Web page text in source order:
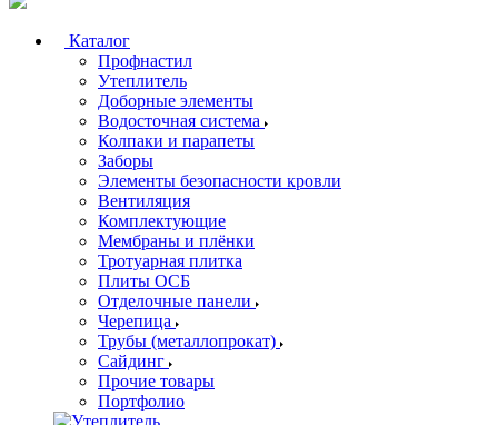
Каталог
Профнастил
Утеплитель
Доборные элементы
Водосточная система
Колпаки и парапеты
Заборы
Элементы безопасности кровли
Вентиляция
Комплектующие
Мембраны и плёнки
Тротуарная плитка
Плиты ОСБ
Отделочные панели
Черепица
Трубы (металлопрокат)
Сайдинг
Прочие товары
Портфолио